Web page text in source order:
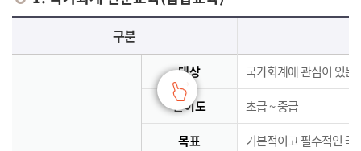
국가회계 전문교육(집합교육)에 대한 안내 표로 국가회계이론, 국가회계실무, 재무결산실무로 구분되며 이에 해당하는 내용으로 구성되어 있습니다.
구분
대상 국가회계에 관심이 있는
난이도 초급 ~ 중급
목표 기본적이고 필수적인 국